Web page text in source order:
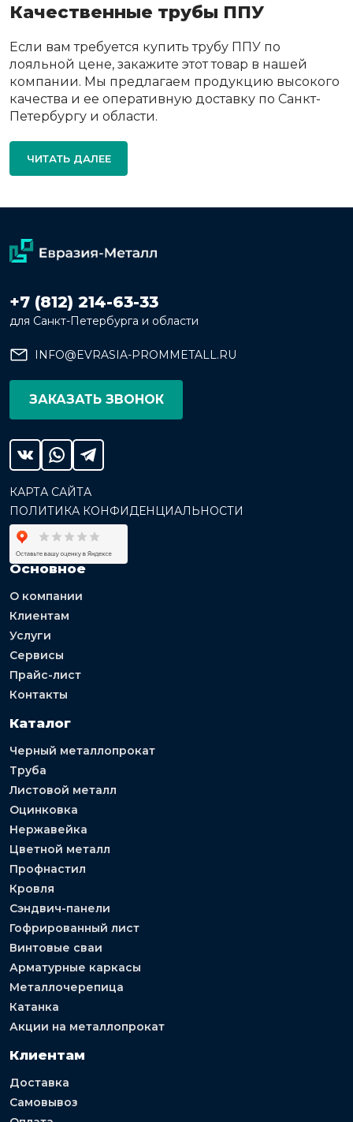
Качественные трубы ППУ
Если вам требуется купить трубу ППУ по
лояльной цене, закажите этот товар в нашей
компании. Мы предлагаем продукцию высокого
качества и ее оперативную доставку по Санкт-
Петербургу и области.
ЧИТАТЬ ДАЛЕЕ
+7 (812) 214-63-33
для Санкт-Петербурга и области
INFO@EVRASIA-PROMMETALL.RU
ЗАКАЗАТЬ ЗВОНОК
КАРТА САЙТА
ПОЛИТИКА КОНФИДЕНЦИАЛЬНОСТИ
Основное
О компании
Клиентам
Услуги
Сервисы
Прайс-лист
Контакты
Каталог
Черный металлопрокат
Труба
Листовой металл
Оцинковка
Нержавейка
Цветной металл
Профнастил
Кровля
Сэндвич-панели
Гофрированный лист
Винтовые сваи
Арматурные каркасы
Металлочерепица
Катанка
Акции на металлопрокат
Клиентам
Доставка
Самовывоз